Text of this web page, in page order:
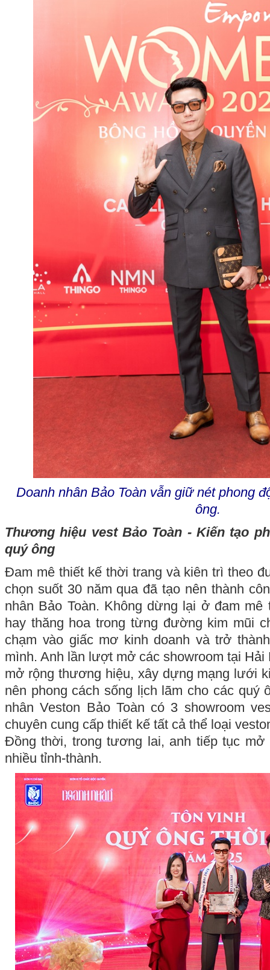
Doanh nhân Bảo Toàn vẫn giữ nét phong
ông.
Thương hiệu vest Bảo Toàn - Kiến tạo
quý ông
Đam mê thiết kế thời trang và kiên trì theo
chọn suốt 30 năm qua đã tạo nên thành
nhân Bảo Toàn. Không dừng lại ở đam
hay thăng hoa trong từng đường kim mũi
chạm vào giấc mơ kinh doanh và trở
mình. Anh lần lượt mở các showroom tại Hải
mở rộng thương hiệu, xây dựng mạng lưới
nên phong cách sống lịch lãm cho các quý
nhân Veston Bảo Toàn có 3 showroom
chuyên cung cấp thiết kế tất cả thể loại
Đồng thời, trong tương lai, anh tiếp tục mở
nhiều tỉnh-thành.